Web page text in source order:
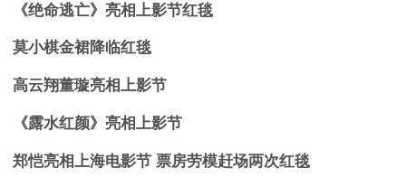
《绝命逃亡》亮相上影节红毯
莫小棋金裙降临红毯
高云翔董璇亮相上影节
《露水红颜》亮相上影节
郑恺亮相上海电影节 票房劳模赶场两次红毯